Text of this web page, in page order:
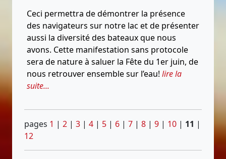
Ceci permettra de démontrer la présence
des navigateurs sur notre lac et de présenter
aussi la diversité des bateaux que nous
avons. Cette manifestation sans protocole
sera de nature à saluer la Fête du 1er juin, de
nous retrouver ensemble sur l’eau! lire la
suite...
pages 1 | 2 | 3 | 4 | 5 | 6 | 7 | 8 | 9 | 10 | 11 |
12